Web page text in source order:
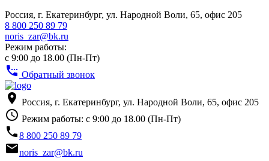
Россия, г. Екатеринбург, ул. Народной Воли, 65, офис 205
8 800 250 89 79
noris_zar@bk.ru
Режим работы:
с 9:00 до 18.00 (Пн-Пт)
settings_phone Обратный звонок
place Россия, г. Екатеринбург, ул. Народной Воли, 65, офис 205
access_time Режим работы: с 9:00 до 18.00 (Пн-Пт)
phone8 800 250 89 79
emailnoris_zar@bk.ru